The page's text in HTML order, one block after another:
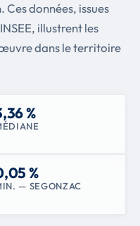
données, issues
illustrent les
dans le territoire
%
%
— SEGONZAC